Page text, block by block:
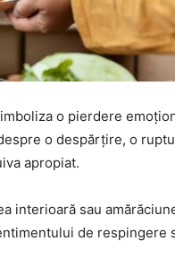
o pierdere
o despărțire, o
apropiat.
interioară sau
de respingere